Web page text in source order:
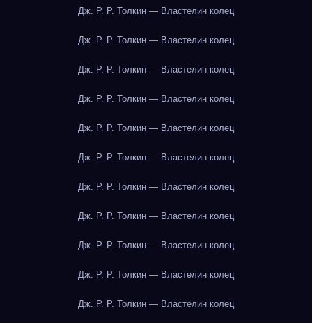
Дж. Р. Р. Толкин — Властелин колец
Дж. Р. Р. Толкин — Властелин колец
Дж. Р. Р. Толкин — Властелин колец
Дж. Р. Р. Толкин — Властелин колец
Дж. Р. Р. Толкин — Властелин колец
Дж. Р. Р. Толкин — Властелин колец
Дж. Р. Р. Толкин — Властелин колец
Дж. Р. Р. Толкин — Властелин колец
Дж. Р. Р. Толкин — Властелин колец
Дж. Р. Р. Толкин — Властелин колец
Дж. Р. Р. Толкин — Властелин колец